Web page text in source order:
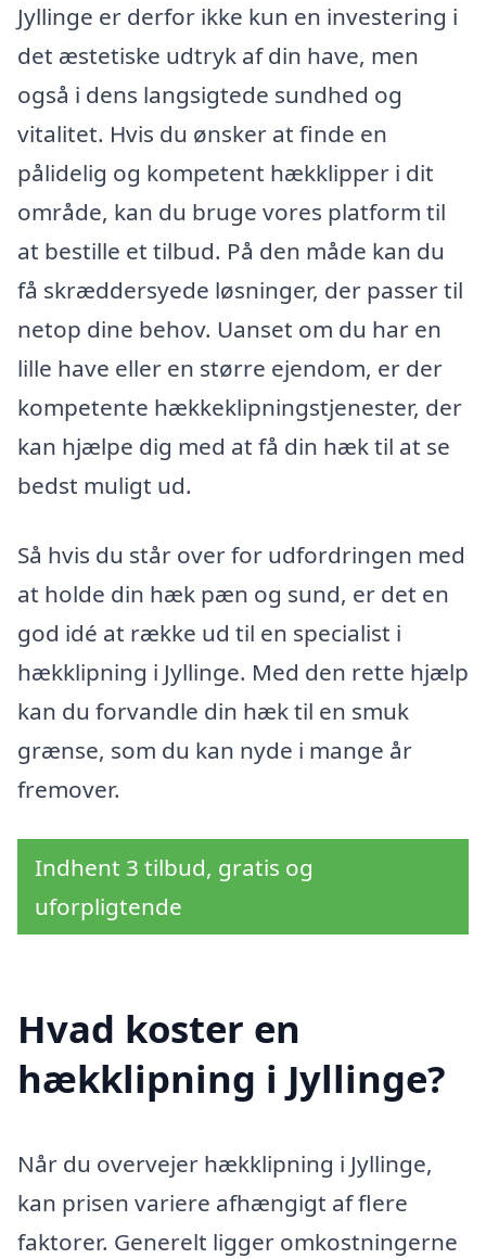
Jyllinge er derfor ikke kun en investering i
det æstetiske udtryk af din have, men
også i dens langsigtede sundhed og
vitalitet. Hvis du ønsker at finde en
pålidelig og kompetent hækklipper i dit
område, kan du bruge vores platform til
at bestille et tilbud. På den måde kan du
få skræddersyede løsninger, der passer til
netop dine behov. Uanset om du har en
lille have eller en større ejendom, er der
kompetente hækkeklipningstjenester, der
kan hjælpe dig med at få din hæk til at se
bedst muligt ud.
Så hvis du står over for udfordringen med
at holde din hæk pæn og sund, er det en
god idé at række ud til en specialist i
hækklipning i Jyllinge. Med den rette hjælp
kan du forvandle din hæk til en smuk
grænse, som du kan nyde i mange år
fremover.
Indhent 3 tilbud, gratis og
uforpligtende
Hvad koster en
hækklipning i Jyllinge?
Når du overvejer hækklipning i Jyllinge,
kan prisen variere afhængigt af flere
faktorer. Generelt ligger omkostningerne